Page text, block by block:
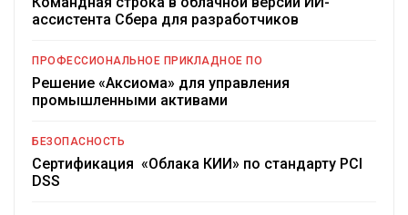
ассистента Сбера для разработчиков
ПРОФЕССИОНАЛЬНОЕ ПРИКЛАДНОЕ ПО
Решение «Аксиома» для управления
промышленными активами
БЕЗОПАСНОСТЬ
Сертификация «Облака КИИ» по стандарту PCI
DSS